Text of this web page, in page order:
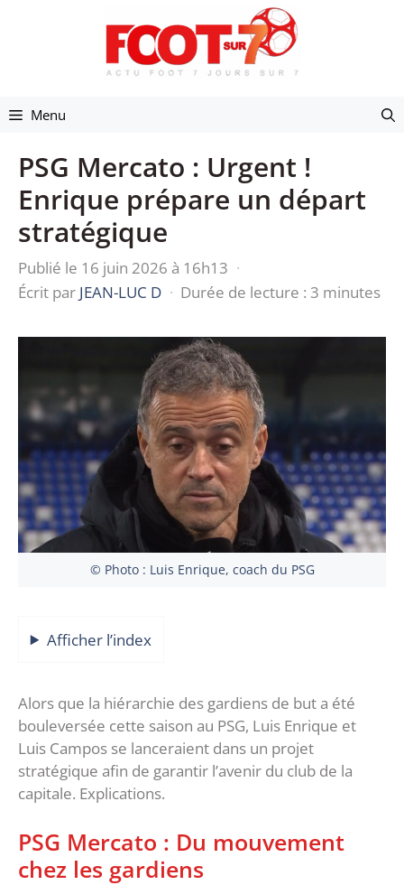
Menu
PSG Mercato : Urgent !
Enrique prépare un départ
stratégique
Publié le 16 juin 2026 à 16h13 ·
Écrit par JEAN-LUC D · Durée de lecture : 3 minutes
© Photo : Luis Enrique, coach du PSG
Afficher l’index
Alors que la hiérarchie des gardiens de but a été
bouleversée cette saison au PSG, Luis Enrique et
Luis Campos se lanceraient dans un projet
stratégique afin de garantir l’avenir du club de la
capitale. Explications.
PSG Mercato : Du mouvement
chez les gardiens